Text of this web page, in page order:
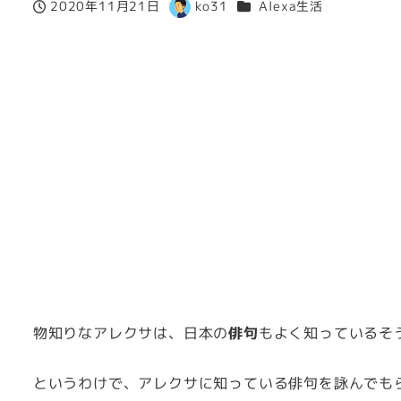
投稿日
2020年11月21日
著
ko31 カテゴリー
Alexa生活
物知りなアレクサは、日本の俳句もよく知っているそ
というわけで、アレクサに知っている俳句を詠んでも